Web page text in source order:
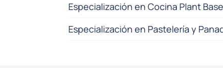
Especialización en Cocina Plant
Especialización en Pastelería y